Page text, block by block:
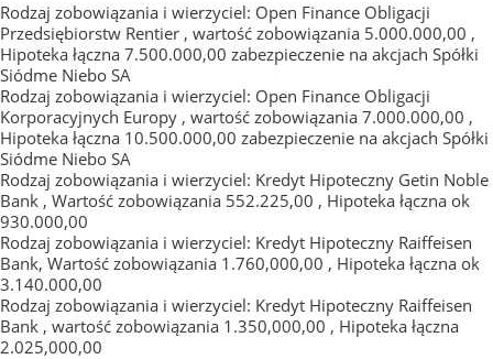
Rodzaj zobowiązania i wierzyciel: Open Finance Obligacji
Przedsiębiorstw Rentier , wartość zobowiązania 5.000.000,00 ,
Hipoteka łączna 7.500.000,00 zabezpieczenie na akcjach Spółki
Siódme Niebo SA
Rodzaj zobowiązania i wierzyciel: Open Finance Obligacji
Korporacyjnych Europy , wartość zobowiązania 7.000.000,00 ,
Hipoteka łączna 10.500.000,00 zabezpieczenie na akcjach Spółki
Siódme Niebo SA
Rodzaj zobowiązania i wierzyciel: Kredyt Hipoteczny Getin Noble
Bank , Wartość zobowiązania 552.225,00 , Hipoteka łączna ok
930.000,00
Rodzaj zobowiązania i wierzyciel: Kredyt Hipoteczny Raiffeisen
Bank, Wartość zobowiązania 1.760,000,00 , Hipoteka łączna ok
3.140.000,00
Rodzaj zobowiązania i wierzyciel: Kredyt Hipoteczny Raiffeisen
Bank , wartość zobowiązania 1.350,000,00 , Hipoteka łączna
2.025,000,00